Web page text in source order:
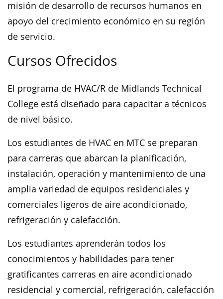
misión de desarrollo de recursos humanos en
apoyo del crecimiento económico en su región
de servicio.
Cursos Ofrecidos
El programa de HVAC/R de Midlands Technical
College está diseñado para capacitar a técnicos
de nivel básico.
Los estudiantes de HVAC en MTC se preparan
para carreras que abarcan la planificación,
instalación, operación y mantenimiento de una
amplia variedad de equipos residenciales y
comerciales ligeros de aire acondicionado,
refrigeración y calefacción.
Los estudiantes aprenderán todos los
conocimientos y habilidades para tener
gratificantes carreras en aire acondicionado
residencial y comercial, refrigeración, calefacción